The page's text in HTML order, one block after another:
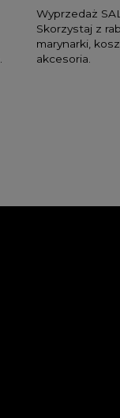
Wyprzedaż
Skorzystaj z
marynarki,
akcesoria.